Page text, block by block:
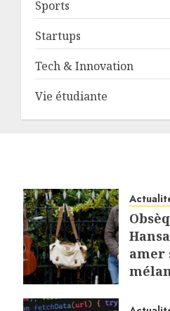
Sports
Startups
Tech & Innovation
Vie étudiante
amer